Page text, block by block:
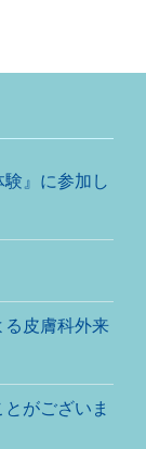
』に参加し
る皮膚科外来
がございま